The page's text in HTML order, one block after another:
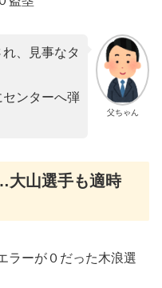
父ちゃん
、見事なタ
ンターへ弾
大山選手も適時
ラーが０だった木浪選